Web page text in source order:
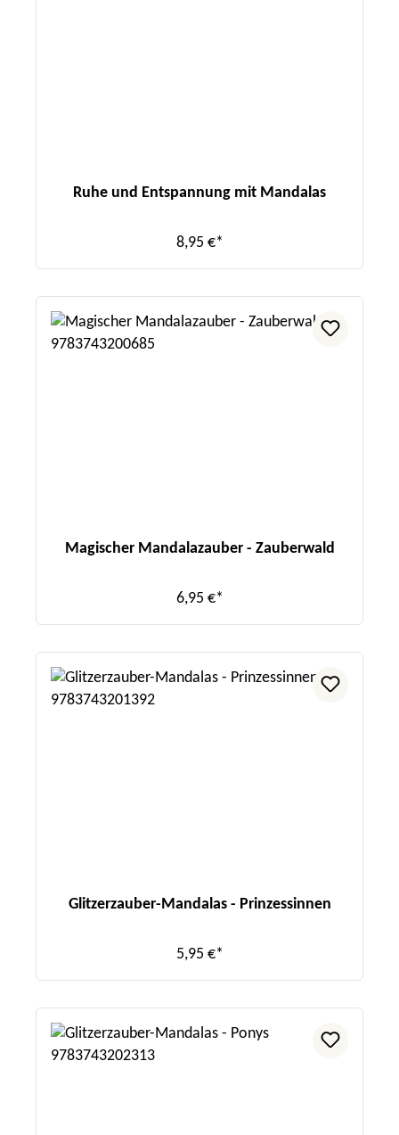
Ruhe und Entspannung mit Mandalas
8,95 €*
Magischer Mandalazauber - Zauberwald
6,95 €*
Glitzerzauber-Mandalas - Prinzessinnen
5,95 €*